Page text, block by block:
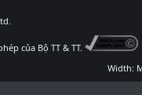
của Bộ TT & TT.
Width